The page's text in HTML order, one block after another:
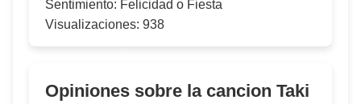
Sentimiento: Felicidad o Fiesta
Visualizaciones: 938
Opiniones sobre la cancion Taki